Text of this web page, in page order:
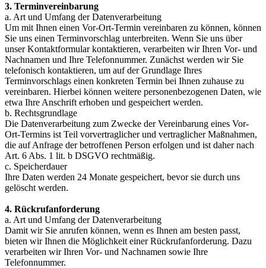
3. Terminvereinbarung
a. Art und Umfang der Datenverarbeitung
Um mit Ihnen einen Vor-Ort-Termin vereinbaren zu können, können
Sie uns einen Terminvorschlag unterbreiten. Wenn Sie uns über
unser Kontaktformular kontaktieren, verarbeiten wir Ihren Vor- und
Nachnamen und Ihre Telefonnummer. Zunächst werden wir Sie
telefonisch kontaktieren, um auf der Grundlage Ihres
Terminvorschlags einen konkreten Termin bei Ihnen zuhause zu
vereinbaren. Hierbei können weitere personenbezogenen Daten, wie
etwa Ihre Anschrift erhoben und gespeichert werden.
b. Rechtsgrundlage
Die Datenverarbeitung zum Zwecke der Vereinbarung eines Vor-
Ort-Termins ist Teil vorvertraglicher und vertraglicher Maßnahmen,
die auf Anfrage der betroffenen Person erfolgen und ist daher nach
Art. 6 Abs. 1 lit. b DSGVO rechtmäßig.
c. Speicherdauer
Ihre Daten werden 24 Monate gespeichert, bevor sie durch uns
gelöscht werden.
4. Rückrufanforderung
a. Art und Umfang der Datenverarbeitung
Damit wir Sie anrufen können, wenn es Ihnen am besten passt,
bieten wir Ihnen die Möglichkeit einer Rückrufanforderung. Dazu
verarbeiten wir Ihren Vor- und Nachnamen sowie Ihre
Telefonnummer.